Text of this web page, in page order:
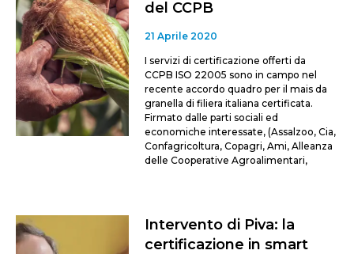
del CCPB
21 Aprile 2020
I servizi di certificazione offerti da
CCPB ISO 22005 sono in campo nel
recente accordo quadro per il mais da
granella di filiera italiana certificata.
Firmato dalle parti sociali ed
economiche interessate, (Assalzoo, Cia,
Confagricoltura, Copagri, Ami, Alleanza
delle Cooperative Agroalimentari,
Intervento di Piva: la
certificazione in smart